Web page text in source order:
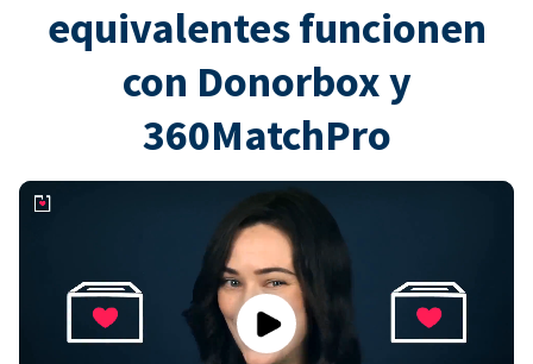
equivalentes funcionen
con Donorbox y
360MatchPro
Play